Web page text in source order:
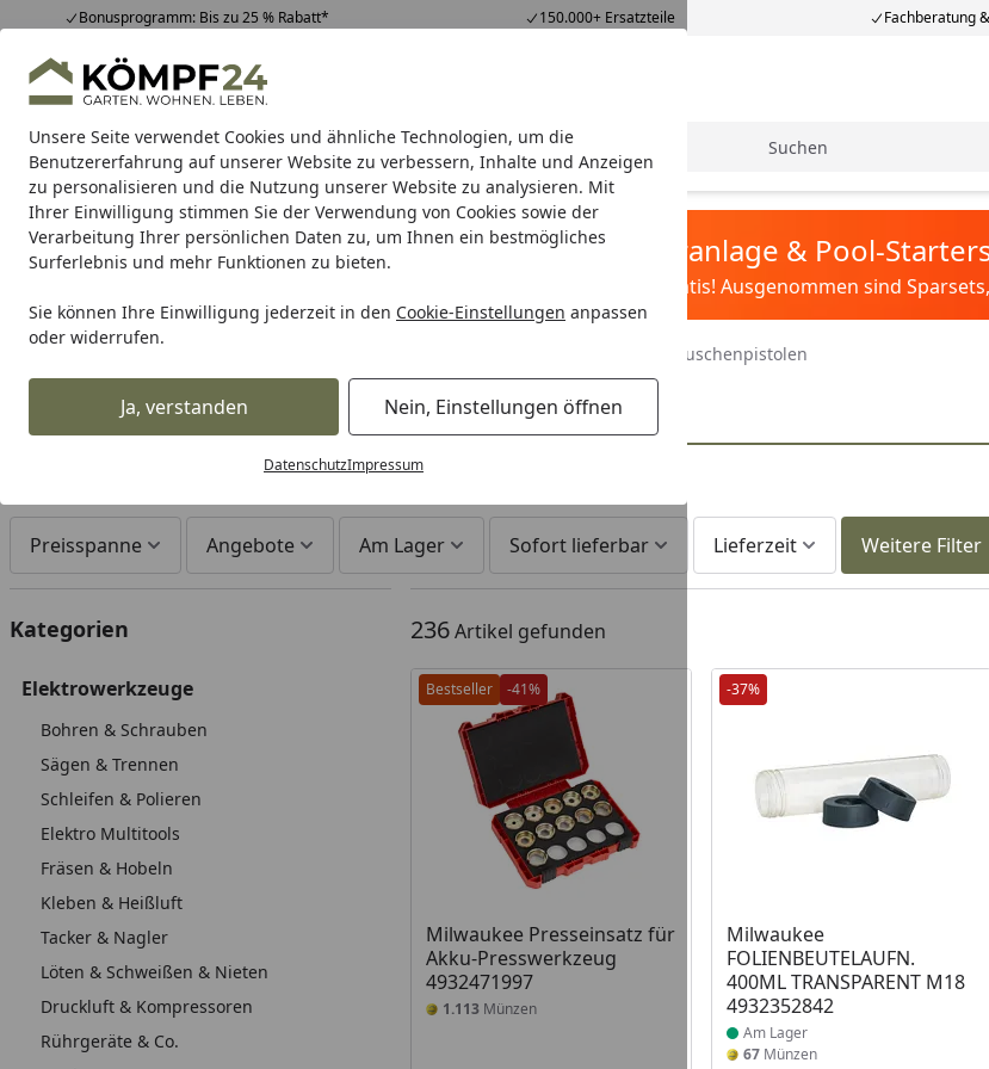
Unsere Seite verwendet Cookies und ähnliche Technologien, um die
Benutzererfahrung auf unserer Website zu verbessern, Inhalte und Anzeigen
zu personalisieren und die Nutzung unserer Website zu analysieren. Mit
Ihrer Einwilligung stimmen Sie der Verwendung von Cookies sowie der
Verarbeitung Ihrer persönlichen Daten zu, um Ihnen ein bestmögliches
Surferlebnis und mehr Funktionen zu bieten.
Sie können Ihre Einwilligung jederzeit in den Cookie-Einstellungen anpassen
oder widerrufen.
Ja, verstanden Nein, Einstellungen öffnen
DatenschutzImpressum
Bonusprogramm: Bis zu 25 % Rabatt* 150.000+ Ersatzteile Fachberatung
Hotline07051 / 9 22 22
Mo-Fr. 8-16 Uhr 25.992 Bewertungen
Alle Produkte
Alle ProdukteHighlights Tipps & Tricks Suche
Karibu Pools inkl. gratis Sandfilteranlage & Pool-
Dein Traumpool im Sorglos-Paket: Filter&Pflege gratis! Ausgenommen sind
Startseite
Kartuschenpistolen
Kartuschenpistolen
Ihre Artikelübersicht
Preisspanne Angebote Am Lager Sofort lieferbar Lieferzeit Weitere Filter
Kategorien
Elektrowerkzeuge
Bohren & Schrauben
Sägen & Trennen
Schleifen & Polieren
Elektro Multitools
Fräsen & Hobeln
Kleben & Heißluft
Tacker & Nagler
Löten & Schweißen & Nieten
Druckluft & Kompressoren
Rührgeräte & Co.
236Artikel gefunden
Bestseller -41%
Milwaukee Presseinsatz für
Akku-Presswerkzeug
4932471997
1.113 Münzen
-37%
Milwaukee
FOLIENBEUTELAUFN.
400ML TRANSPARENT M18
4932352842
Produkt am Lager
Am Lager
67 Münzen